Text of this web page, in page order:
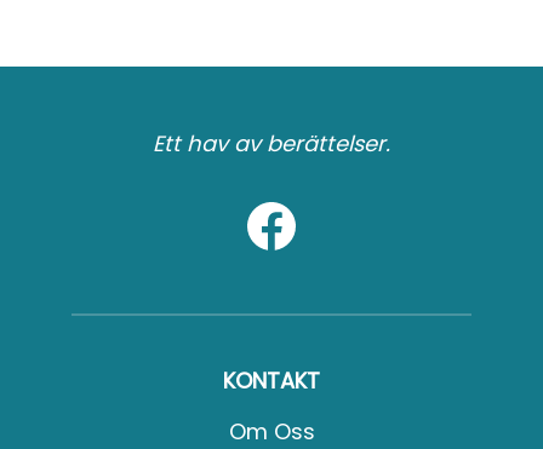
Ett hav av berättelser.
KONTAKT
Om Oss